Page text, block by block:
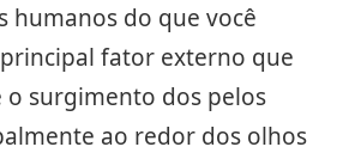
humanos do que você
fator externo que
o surgimento dos pelos
ao redor dos olhos